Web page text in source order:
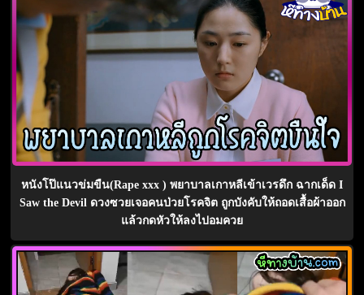
หนังโป๊แนวข่มขืน(Rape xxx ) พยาบาลเกาหลีเข้าเวรดึก ฉากเด็ด I
Saw the Devil ดวงซวยเจอคนป่วยโรคจิต ถูกบังคับให้ถอดเสื้อผ้าออก
แล้วกดหัวให้ลงไปอมควย